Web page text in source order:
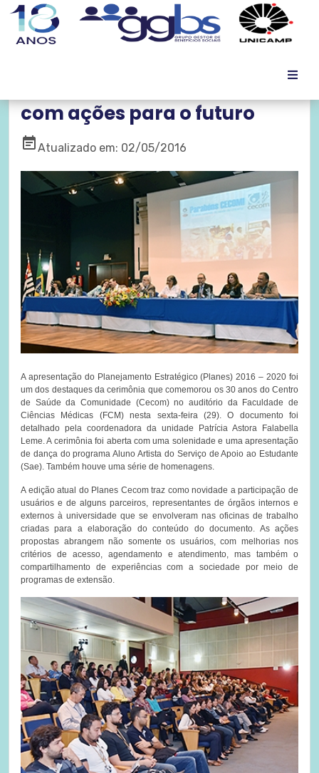
com ações para o futuro
event_noteAtualizado em: 02/05/2016
A apresentação do Planejamento Estratégico (Planes) 2016 – 2020 foi
um dos destaques da cerimônia que comemorou os 30 anos do Centro
de Saúde da Comunidade (Cecom) no auditório da Faculdade de
Ciências Médicas (FCM) nesta sexta-feira (29). O documento foi
detalhado pela coordenadora da unidade Patrícia Astora Falabella
Leme. A cerimônia foi aberta com uma solenidade e uma apresentação
de dança do programa Aluno Artista do Serviço de Apoio ao Estudante
(Sae). Também houve uma série de homenagens.
A edição atual do Planes Cecom traz como novidade a participação de
usuários e de alguns parceiros, representantes de órgãos internos e
externos à universidade que se envolveram nas oficinas de trabalho
criadas para a elaboração do conteúdo do documento. As ações
propostas abrangem não somente os usuários, com melhorias nos
critérios de acesso, agendamento e atendimento, mas também o
compartilhamento de experiências com a sociedade por meio de
programas de extensão.